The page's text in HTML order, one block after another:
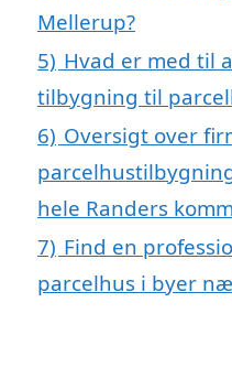
Mellerup?
5) Hvad er med til
tilbygning til
6) Oversigt over
hele Randers
7) Find en
parcelhus i byer